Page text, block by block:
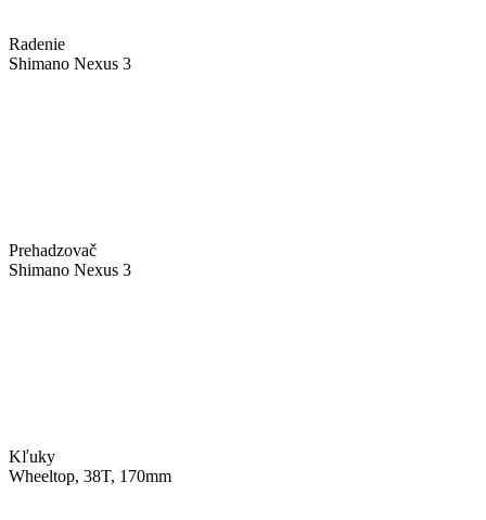
Radenie
Shimano Nexus 3
Prehadzovač
Shimano Nexus 3
Kľuky
Wheeltop, 38T, 170mm